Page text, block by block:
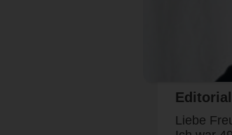
Liebe